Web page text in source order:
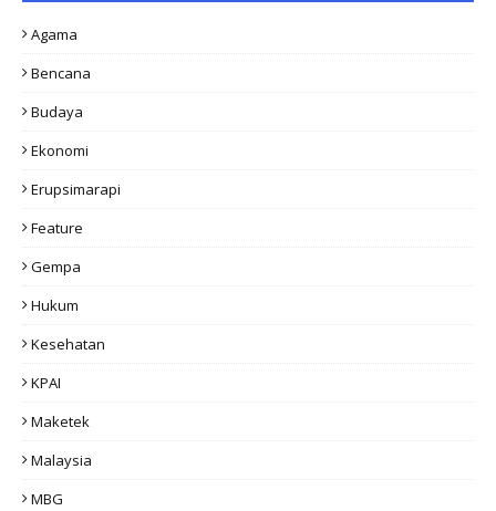
Agama
Bencana
Budaya
Ekonomi
Erupsimarapi
Feature
Gempa
Hukum
Kesehatan
KPAI
Maketek
Malaysia
MBG